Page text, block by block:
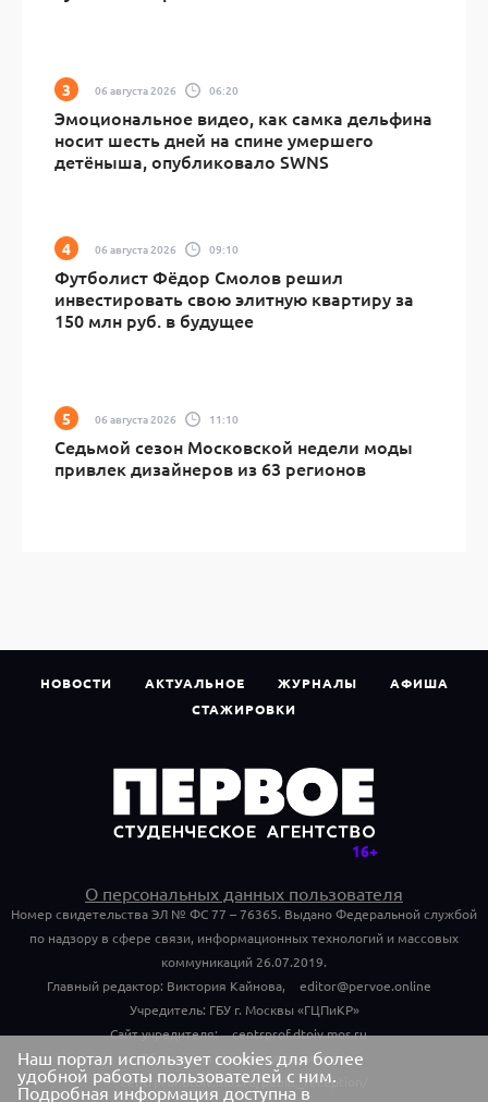
06 августа 2026 06:20
Эмоциональное видео, как самка дельфина
носит шесть дней на спине умершего
детёныша, опубликовало SWNS
06 августа 2026 09:10
Футболист Фёдор Смолов решил
инвестировать свою элитную квартиру за
150 млн руб. в будущее
06 августа 2026 11:10
Седьмой сезон Московской недели моды
привлек дизайнеров из 63 регионов
НОВОСТИ АКТУАЛЬНОЕ ЖУРНАЛЫ
АФИША
СТАЖИРОВКИ
О персональных данных пользователя
Номер свидетельства ЭЛ № ФС 77 – 76365. Выдано Федеральной службой
по надзору в сфере связи, информационных технологий и массовых
коммуникаций 26.07.2019.
Главный редактор: Виктория Кайнова,
editor@pervoe.online
Учредитель: ГБУ г. Москвы «ГЦПиКР»
Сайт учредителя:
centrprof.dtoiv.mos.ru
Обращения граждан учредителю:
centrprof.dtoiv.mos.ru/public_reception/
Наш портал использует cookies для более
удобной работы пользователей с ним.
Подробная информация доступна в